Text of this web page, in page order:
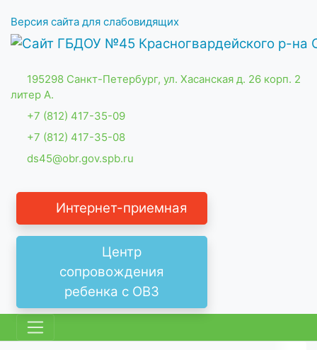
Версия сайта для слабовидящих
195298 Санкт-Петербург, ул. Хасанская д. 26 корп. 2
литер А.
+7 (812) 417-35-09
+7 (812) 417-35-08
ds45@obr.gov.spb.ru
Интернет-приемная
Центр
сопровождения
ребенка с ОВЗ